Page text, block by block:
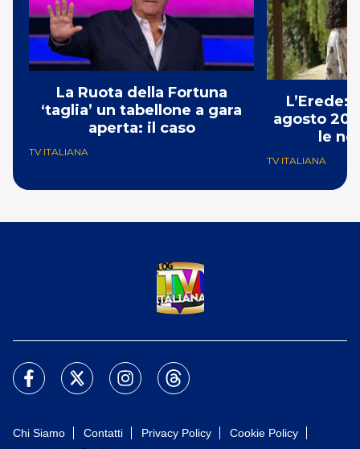
La Ruota della Fortuna
‘taglia’ un tabellone a gara
aperta: il caso
TV ITALIANA
L’Erede:
agosto
le
TV ITALIANA
Chi Siamo Contatti Privacy Policy
Cookie Policy